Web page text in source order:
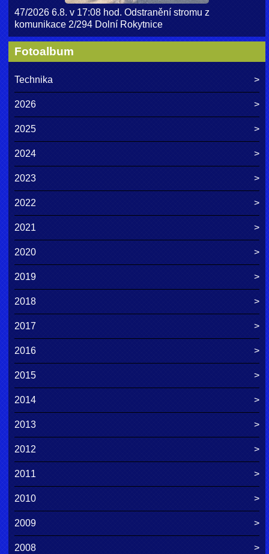
47/2026 6.8. v 17:08 hod. Odstranění stromu z
komunikace 2/294 Dolní Rokytnice
Fotoalbum
Technika
2026
2025
2024
2023
2022
2021
2020
2019
2018
2017
2016
2015
2014
2013
2012
2011
2010
2009
2008